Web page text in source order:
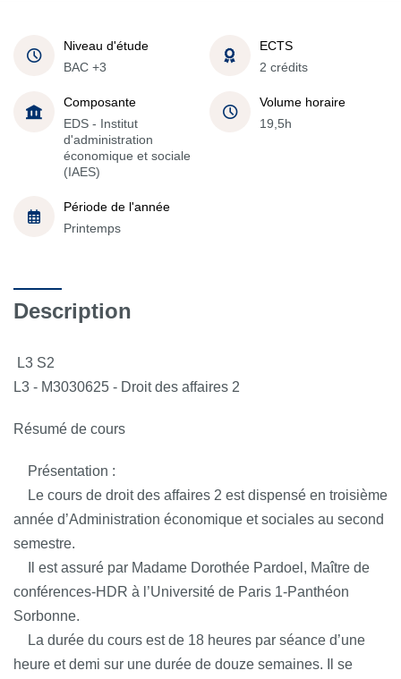
Niveau d'étude
BAC +3
ECTS
2 crédits
Composante
EDS - Institut
d'administration
économique et sociale
(IAES)
Volume horaire
19,5h
Période de l'année
Printemps
Description
L3 S2
L3 - M3030625 - Droit des affaires 2
Résumé de cours
Présentation :
Le cours de droit des affaires 2 est dispensé en troisième
année d’Administration économique et sociales au second
semestre.
Il est assuré par Madame Dorothée Pardoel, Maître de
conférences-HDR à l’Université de Paris 1-Panthéon
Sorbonne.
La durée du cours est de 18 heures par séance d’une
heure et demi sur une durée de douze semaines. Il se